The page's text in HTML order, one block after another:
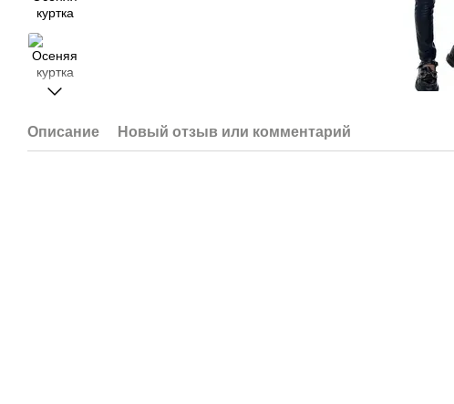
Описание Новый отзыв или комментарий